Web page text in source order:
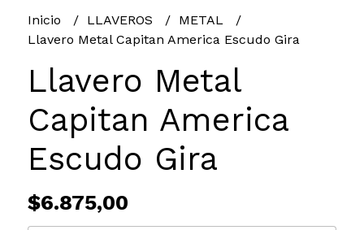
Inicio LLAVEROS
METAL
Llavero Metal Capitan America Escudo Gira
Llavero Metal
Capitan America
Escudo Gira
$6.875,00